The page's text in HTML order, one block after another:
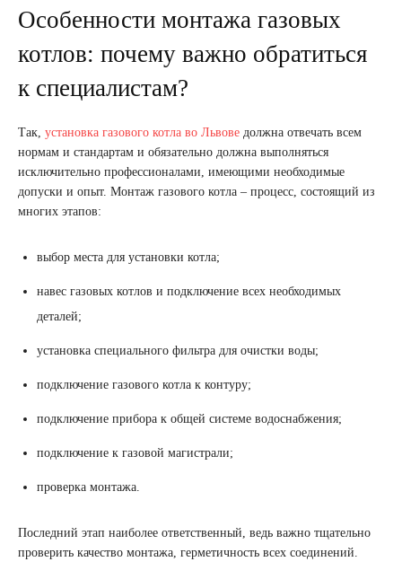
Особенности монтажа газовых
котлов: почему важно обратиться
к специалистам?
Так, установка газового котла во Львове должна отвечать всем
нормам и стандартам и обязательно должна выполняться
исключительно профессионалами, имеющими необходимые
допуски и опыт. Монтаж газового котла – процесс, состоящий из
многих этапов:
выбор места для установки котла;
навес газовых котлов и подключение всех необходимых
деталей;
установка специального фильтра для очистки воды;
подключение газового котла к контуру;
подключение прибора к общей системе водоснабжения;
подключение к газовой магистрали;
проверка монтажа.
Последний этап наиболее ответственный, ведь важно тщательно
проверить качество монтажа, герметичность всех соединений.